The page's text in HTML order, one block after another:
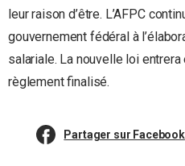
leur raison d’être. L’AFPC
gouvernement fédéral à
salariale. La nouvelle loi
règlement finalisé.
Partager sur Facebook